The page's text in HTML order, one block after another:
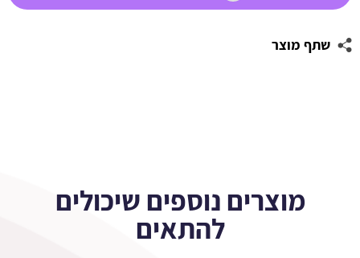
בפריז
שתף מוצר
מוצרים נוספים שיכולים
להתאים